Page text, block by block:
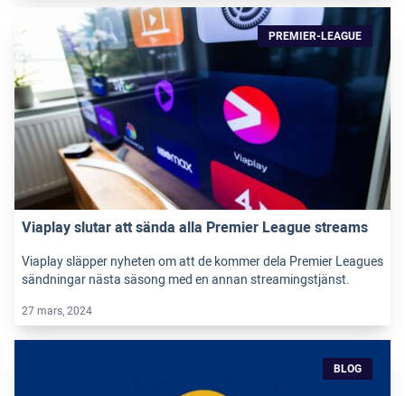
PREMIER-LEAGUE
Viaplay slutar att sända alla Premier League streams
Viaplay släpper nyheten om att de kommer dela Premier Leagues
sändningar nästa säsong med en annan streamingstjänst.
27 mars, 2024
BLOG